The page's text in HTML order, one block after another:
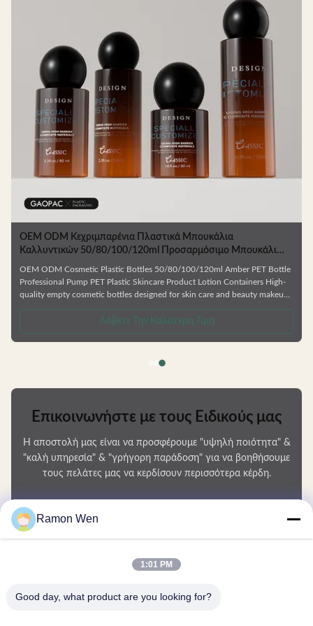
OEM ODM Κεχριμπαρένια Πλαστικά Μπουκάλια
Καλλυντικών 50/80/100/120ml Προσαρμόσιμο Μπουκάλι
PET για Συσκευασία Περιποίησης Δέρματος
OEM ODM Cosmetic Plastic Bottles 50/80/100/120ml Amber PET Bottle
Professional Pump PET Plastic Skincare Product Lotion Containers High-
quality empty cosmetic bottles designed for skin care and beauty makeup
Manufactured from durable, environmentally friendly materials that resist
deformation and are fully recyclable. Available in Multiple Capacities
Choose from 50ml, 80ml, 100ml, or 120ml sizes to
Λάβετε Την Καλύτερη Τιμή
Επικοινωνήστε με τους Ειδικούς μας
Η αποστολή μας είναι να προσφέρουμε "υψηλή ποιότητα" &
"καλή υπηρεσία" & "γρήγορη παράδοση" για να βοηθήσουμε
τους πελάτες μας να κερδίσουν περισσότερα κέρδη.
Το Όνομά Σας
Ramon Wen
1:01 PM
Good day, what product are you looking for?